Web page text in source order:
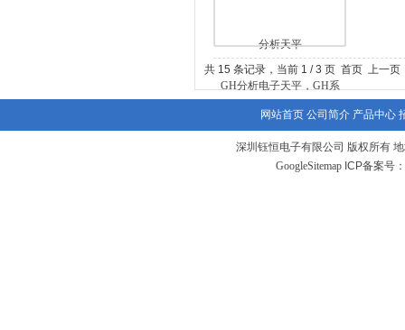
共 15 条记录，当前 1 / 3 页 首页 上一页
网站首页 公司简介 产品中心
深圳钰恒电子有限公司 版权所有
GoogleSitemap ICP备案号：